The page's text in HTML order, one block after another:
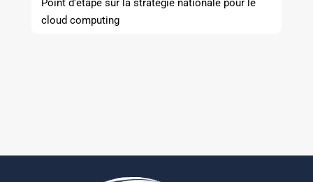
Point d'étape sur la stratégie nationale pour le
cloud computing